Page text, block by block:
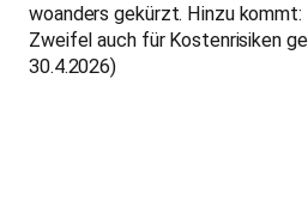
woanders gekürzt. Hinzu kommt:
Zweifel auch für Kostenrisiken
30.4.2026)